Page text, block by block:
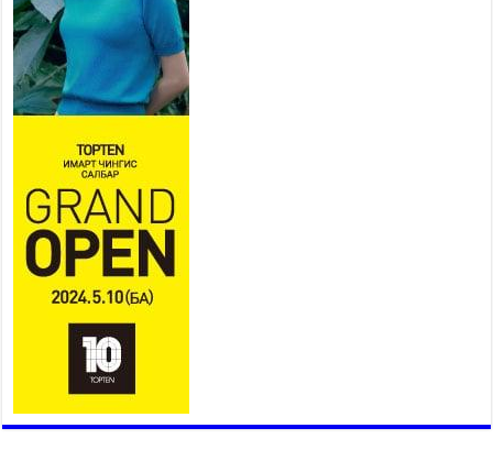
2026 оны 7 сар 21 / 10 цаг 15 минут
НИЙСЛЭЛ, АЙМГИЙН
УДИРДЛАГУУДЫН АЖЛЫГ
ХҮНД СУРТЛЫГ БУУРУУЛЖ,
ИРГЭД, АЖ АХУЙН НЭГЖИЙН
АЧААГ ХЭРХЭН ХӨНГӨЛСНӨӨР ДҮГНЭНЭ
2026 оны 7 сар 21 / 10 цаг 09 минут
Байнгын хорооны дарга М.Мандхай Цөлжилттэй
тэмцэх тухай НҮБ-ын конвенцын талуудын 17
дугаар бага хурал (СОР17)-ын бэлтгэл ажлын
явцтай танилцлаа
2026 оны 7 сар 21 / 10 цаг 03 минут
Б.Пүрэвдагва: Бүтээн байгуулалтын аливаа
уялдаа холбоогүйгээс саатах ёсгүй
2026 оны 7 сар 20 / 17 цаг 21 минут
“Сэлбэ 20 минутын хот” төслийн анхны 12
давхар барилгын үндсэн карказ, цутгалтын ажил
дууслаа